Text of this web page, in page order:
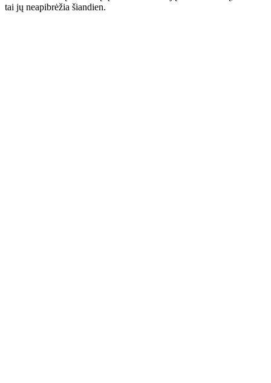
tai jų neapibrėžia šiandien.